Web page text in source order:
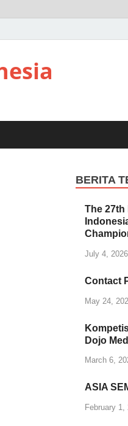
BERITA
The 27th
July 4, 2026
Contact
May 24,
Dojo
March 6,
ASIA
February 1,